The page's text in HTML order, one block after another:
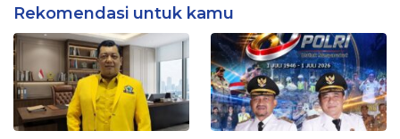
Rekomendasi untuk kamu